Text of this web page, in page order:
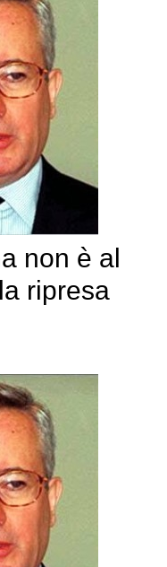
non è al
ripresa